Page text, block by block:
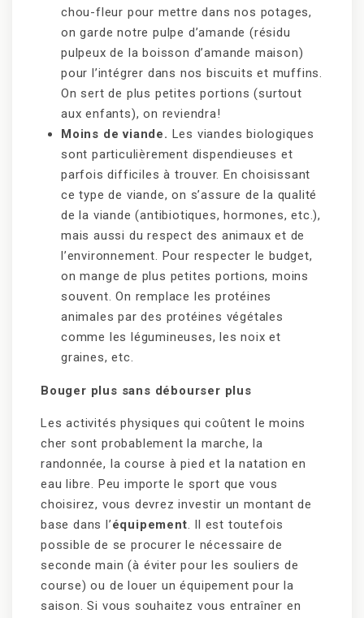
chou-fleur pour mettre dans nos potages,
on garde notre pulpe d’amande (résidu
pulpeux de la boisson d’amande maison)
pour l’intégrer dans nos biscuits et muffins.
On sert de plus petites portions (surtout
aux enfants), on reviendra!
Moins de viande. Les viandes biologiques
sont particulièrement dispendieuses et
parfois difficiles à trouver. En choisissant
ce type de viande, on s’assure de la qualité
de la viande (antibiotiques, hormones, etc.),
mais aussi du respect des animaux et de
l’environnement. Pour respecter le budget,
on mange de plus petites portions, moins
souvent. On remplace les protéines
animales par des protéines végétales
comme les légumineuses, les noix et
graines, etc.
Bouger plus sans débourser plus
Les activités physiques qui coûtent le moins
cher sont probablement la marche, la
randonnée, la course à pied et la natation en
eau libre. Peu importe le sport que vous
choisirez, vous devrez investir un montant de
base dans l’équipement. Il est toutefois
possible de se procurer le nécessaire de
seconde main (à éviter pour les souliers de
course) ou de louer un équipement pour la
saison. Si vous souhaitez vous entraîner en